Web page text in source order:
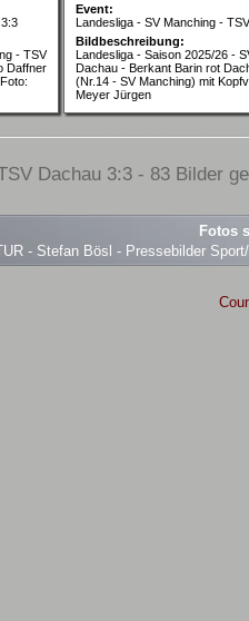
- TSV
Daffner
Event:
Landesliga - SV Manching -
Bildbeschreibung:
Landesliga - Saison 2025/26 -
Dachau - Berkant Barin rot
(Nr.14 - SV Manching) mit
Meyer Jürgen
Dachau 3:3 - 83 Bilder
Fotos
- Stefan Bösl - Pressebilder